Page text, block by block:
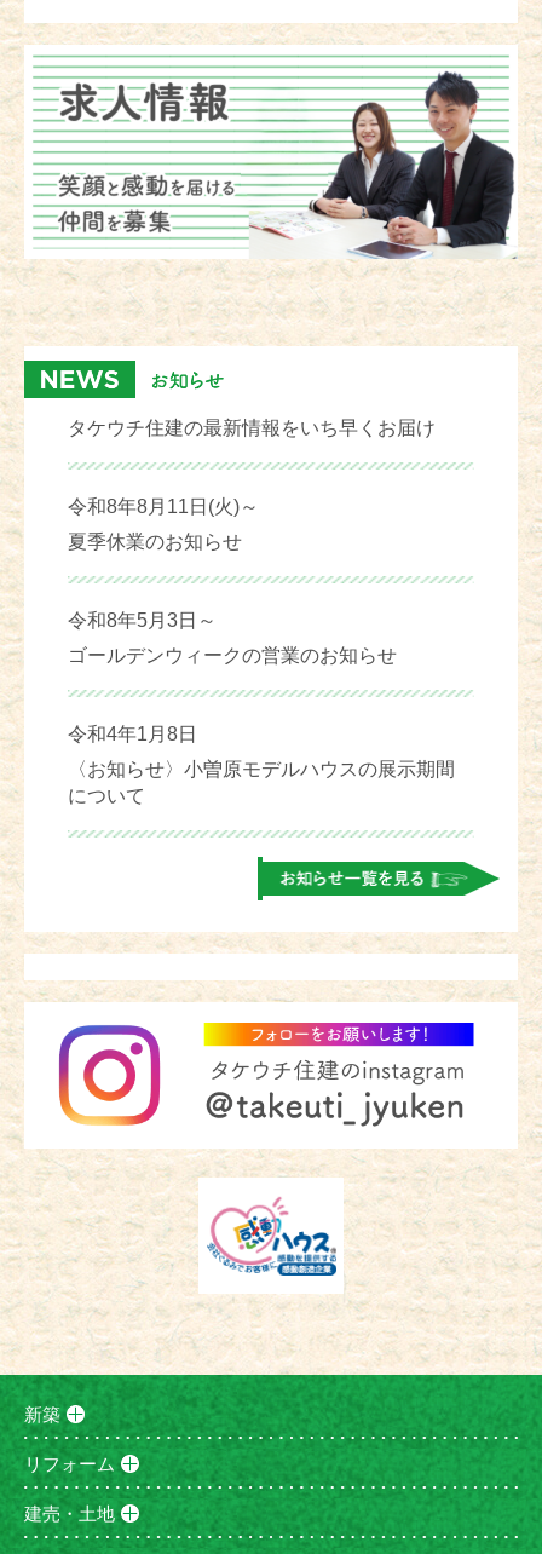
タケウチ住建の最新情報をいち早くお届け
令和8年8月11日(火)～
夏季休業のお知らせ
令和8年5月3日～
ゴールデンウィークの営業のお知らせ
令和4年1月8日
〈お知らせ〉小曽原モデルハウスの展示期間
について
新築
リフォーム
建売・土地